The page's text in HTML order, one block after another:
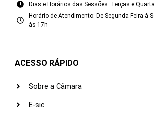
Dias e Horários das Sessões: Terças e
Horário de Atendimento: De Segunda-Feira à
às 17h
ACESSO RÁPIDO
Sobre a Câmara
E-sic